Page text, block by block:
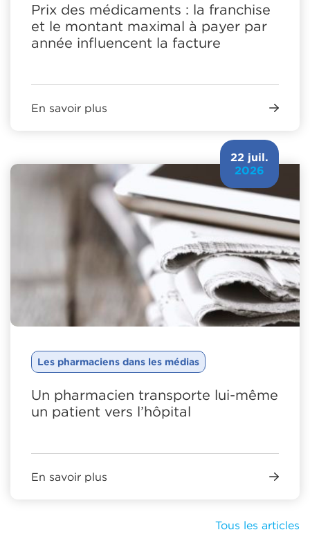
Prix des médicaments : la franchise
et le montant maximal à payer par
année influencent la facture
En savoir plus
22 juil.
2026
Les pharmaciens dans les médias
Un pharmacien transporte lui-même
un patient vers l’hôpital
En savoir plus
Tous les articles